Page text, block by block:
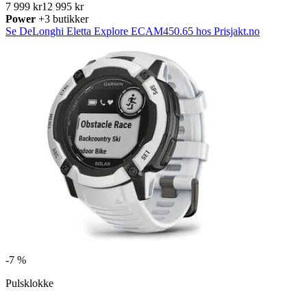
7 999 kr12 995 kr
Power +3 butikker
Se DeLonghi Eletta Explore ECAM450.65 hos Prisjakt.no
-7 %
Pulsklokke